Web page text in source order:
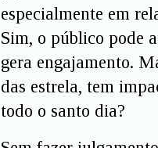
especialmente em
Sim, o público pode
gera engajamento.
das estrela, tem
todo o santo dia?